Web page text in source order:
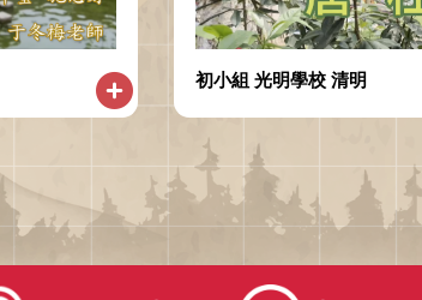
初小組 光明學校 清明